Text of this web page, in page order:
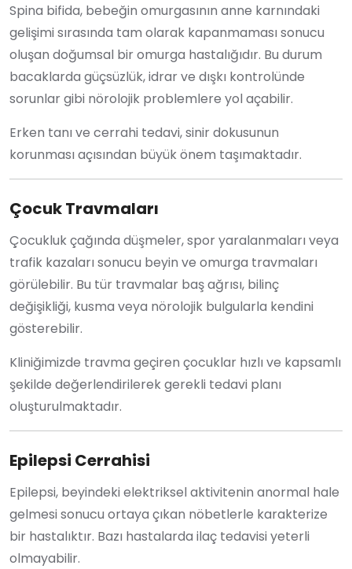
Spina bifida, bebeğin omurgasının anne karnındaki
gelişimi sırasında tam olarak kapanmaması sonucu
oluşan doğumsal bir omurga hastalığıdır. Bu durum
bacaklarda güçsüzlük, idrar ve dışkı kontrolünde
sorunlar gibi nörolojik problemlere yol açabilir.
Erken tanı ve cerrahi tedavi, sinir dokusunun
korunması açısından büyük önem taşımaktadır.
Çocuk Travmaları
Çocukluk çağında düşmeler, spor yaralanmaları veya
trafik kazaları sonucu beyin ve omurga travmaları
görülebilir. Bu tür travmalar baş ağrısı, bilinç
değişikliği, kusma veya nörolojik bulgularla kendini
gösterebilir.
Kliniğimizde travma geçiren çocuklar hızlı ve kapsamlı
şekilde değerlendirilerek gerekli tedavi planı
oluşturulmaktadır.
Epilepsi Cerrahisi
Epilepsi, beyindeki elektriksel aktivitenin anormal hale
gelmesi sonucu ortaya çıkan nöbetlerle karakterize
bir hastalıktır. Bazı hastalarda ilaç tedavisi yeterli
olmayabilir.